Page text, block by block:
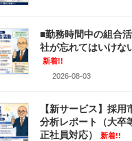
■勤務時間中の組合
社が忘れてはいけな
新着!!
2026-08-03
【新サービス】採用
分析レポート（大卒
正社員対応）
新着!!